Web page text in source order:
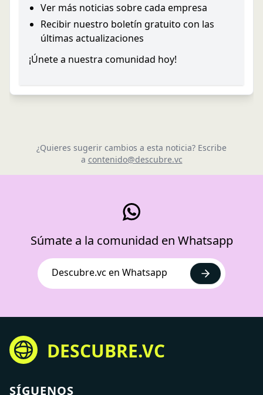
Ver más noticias sobre cada empresa
Recibir nuestro boletín gratuito con las
últimas actualizaciones
¡Únete a nuestra comunidad hoy!
¿Quieres sugerir cambios a esta noticia? Escribe
a contenido@descubre.vc
Súmate a la comunidad en Whatsapp
Descubre.vc en Whatsapp
DESCUBRE.VC
SÍGUENOS